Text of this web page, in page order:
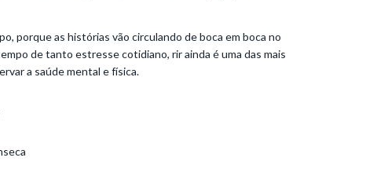
porque as histórias vão circulando de boca em boca no
de tanto estresse cotidiano, rir ainda é uma das mais
a saúde mental e física.